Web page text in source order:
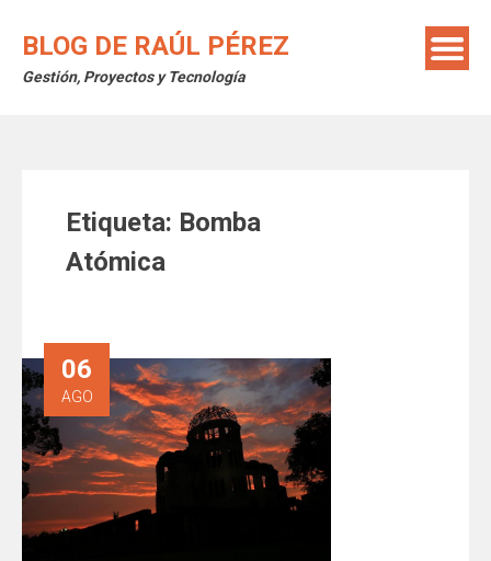
BLOG DE RAÚL PÉREZ
Gestión, Proyectos y Tecnología
Etiqueta: Bomba
Atómica
06
AGO